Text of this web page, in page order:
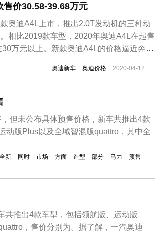
价30.58-39.68万元
奥迪A4L上市，推出2.0T发动机的三种动
相比2019款车型，2020年奥迪A4L在起售
万元以上。新款奥迪A4L的价格逼近奔驰
了售价上涨外，奥迪A4L...
奥迪新车 奥迪价格 2020-04-12
但未公布具体预售价格，新车共推出4款
动版Plus以及全域智混版quattro，其中全
全新 同时 市场 方面 造型 部分 马力
预售
共推出4款车型，包括领航版、运动版
，售价分别为。据了解，一汽奥迪